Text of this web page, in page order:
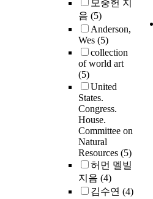
모중헌 지
음 (5)
Anderson,
Wes (5)
collection
of world art
(5)
United
States.
Congress.
House.
Committee on
Natural
Resources (5)
허먼 멜빌
지음 (4)
김수연 (4)